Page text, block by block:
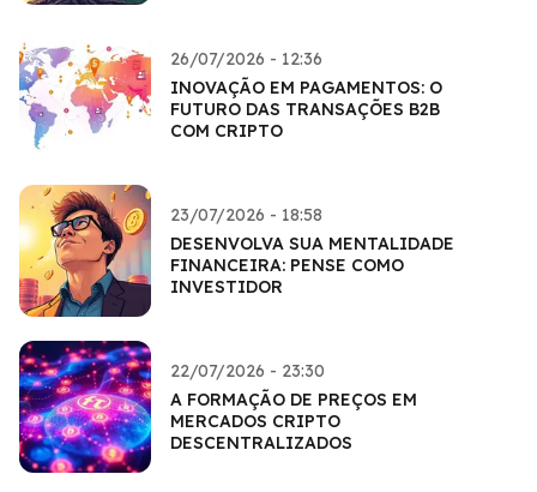
26/07/2026 - 12:36
INOVAÇÃO EM PAGAMENTOS: O
FUTURO DAS TRANSAÇÕES B2B
COM CRIPTO
23/07/2026 - 18:58
DESENVOLVA SUA MENTALIDADE
FINANCEIRA: PENSE COMO
INVESTIDOR
22/07/2026 - 23:30
A FORMAÇÃO DE PREÇOS EM
MERCADOS CRIPTO
DESCENTRALIZADOS